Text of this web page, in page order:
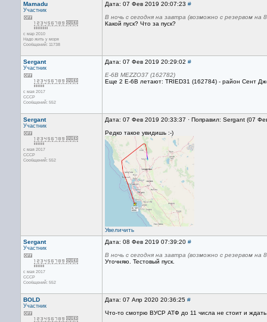
Mamadu
Участник
с мар 2010
Надо жить у моря
Сообщений: 11738
Дата: 07 Фев 2019 20:07:23 #
В ночь с сегодня на завтра (возможно с резервом на
Какой пуск? Что за пуск?
Sergant
Участник
с мая 2017
CCCP
Сообщений: 552
Дата: 07 Фев 2019 20:29:02 #
Е-6В MEZZO37 (162782)
Еще 2 Е-6В летают: TRIED31 (162784) - район Сент
Sergant
Участник
с мая 2017
CCCP
Сообщений: 552
Дата: 07 Фев 2019 20:33:37 · Поправил: Sergant (07
Редко такое увидишь :-)
Увеличить
Sergant
Участник
с мая 2017
CCCP
Сообщений: 552
Дата: 08 Фев 2019 07:39:20 #
В ночь с сегодня на завтра (возможно с резервом на
Уточняю. Тестовый пуск.
BOLD
Участник
Дата: 07 Апр 2020 20:36:25 #
Что-то смотрю ВУСР АТФ до 11 числа не стоит и